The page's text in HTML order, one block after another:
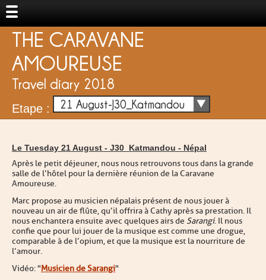
THE CARAVANE
AMOUREUSE
Travel diary 2018
Etape : 21 August-J30_Katmandou
Le Tuesday 21 August - J30_Katmandou - Népal
Après le petit déjeuner, nous nous retrouvons tous dans la grande
salle de l’hôtel pour la dernière réunion de la Caravane
Amoureuse.
Marc propose au musicien népalais présent de nous jouer à
nouveau un air de flûte, qu’il offrira à Cathy après sa prestation. Il
nous enchantera ensuite avec quelques airs de Sarangi. Il nous
confie que pour lui jouer de la musique est comme une drogue,
comparable à de l’opium, et que la musique est la nourriture de
l’amour.
Vidéo : "Musicien de Sarangi"